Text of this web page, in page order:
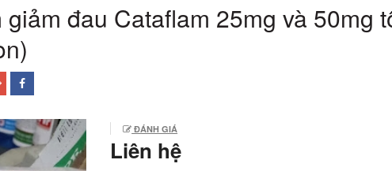
đau Cataflam 25mg và 50mg
ĐÁNH GIÁ
Liên hệ